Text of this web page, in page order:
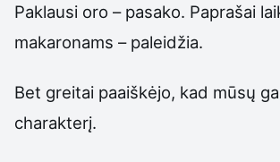
Paklausi oro – pasako. Paprašai
makaronams – paleidžia.
Bet greitai paaiškėjo, kad mūsų
charakterį.